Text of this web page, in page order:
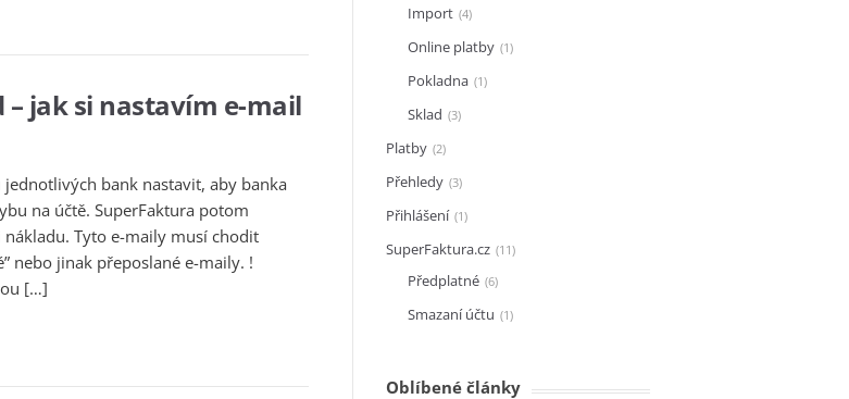
jak si nastavím e-mail
bank nastavit, aby banka
na účtě. SuperFaktura potom
Tyto e-maily musí chodit
nebo jinak přeposlané e-maily. !
[…]
Import 4
Online platby 1
Pokladna 1
Sklad 3
Platby 2
Přehledy 3
Přihlášení 1
SuperFaktura.cz 11
Předplatné 6
Smazaní účtu 1
Oblíbené články